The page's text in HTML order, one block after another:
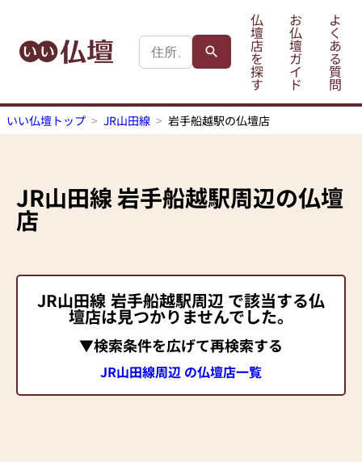
仏
壇
店
を
探
す
お
仏
壇
ガ
イ
ド
よ
く
あ
る
質
問
いい仏壇トップ JR山田線 岩手船越駅の仏壇店
JR山田線岩手船越駅周辺の仏壇
店
JR山田線 岩手船越駅周辺 で該当する仏
壇店は見つかりませんでした。
▼検索条件を広げて再検索する
JR山田線周辺 の仏壇店一覧